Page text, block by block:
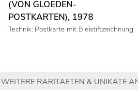
(VON GLOEDEN-
POSTKARTEN), 1978
Technik: Postkarte mit Bleistiftzeichnung
WEITERE RARITAETEN & UNIKATE